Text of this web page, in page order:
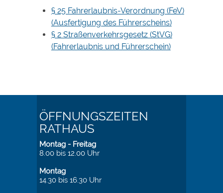
§ 25 Fahrerlaubnis-Verordnung (FeV)
(Ausfertigung des Führerscheins)
§ 2 Straßenverkehrsgesetz (StVG)
(Fahrerlaubnis und Führerschein)
ÖFFNUNGSZEITEN
RATHAUS
Montag - Freitag
8.00 bis 12.00 Uhr
Montag
14.30 bis 16.30 Uhr